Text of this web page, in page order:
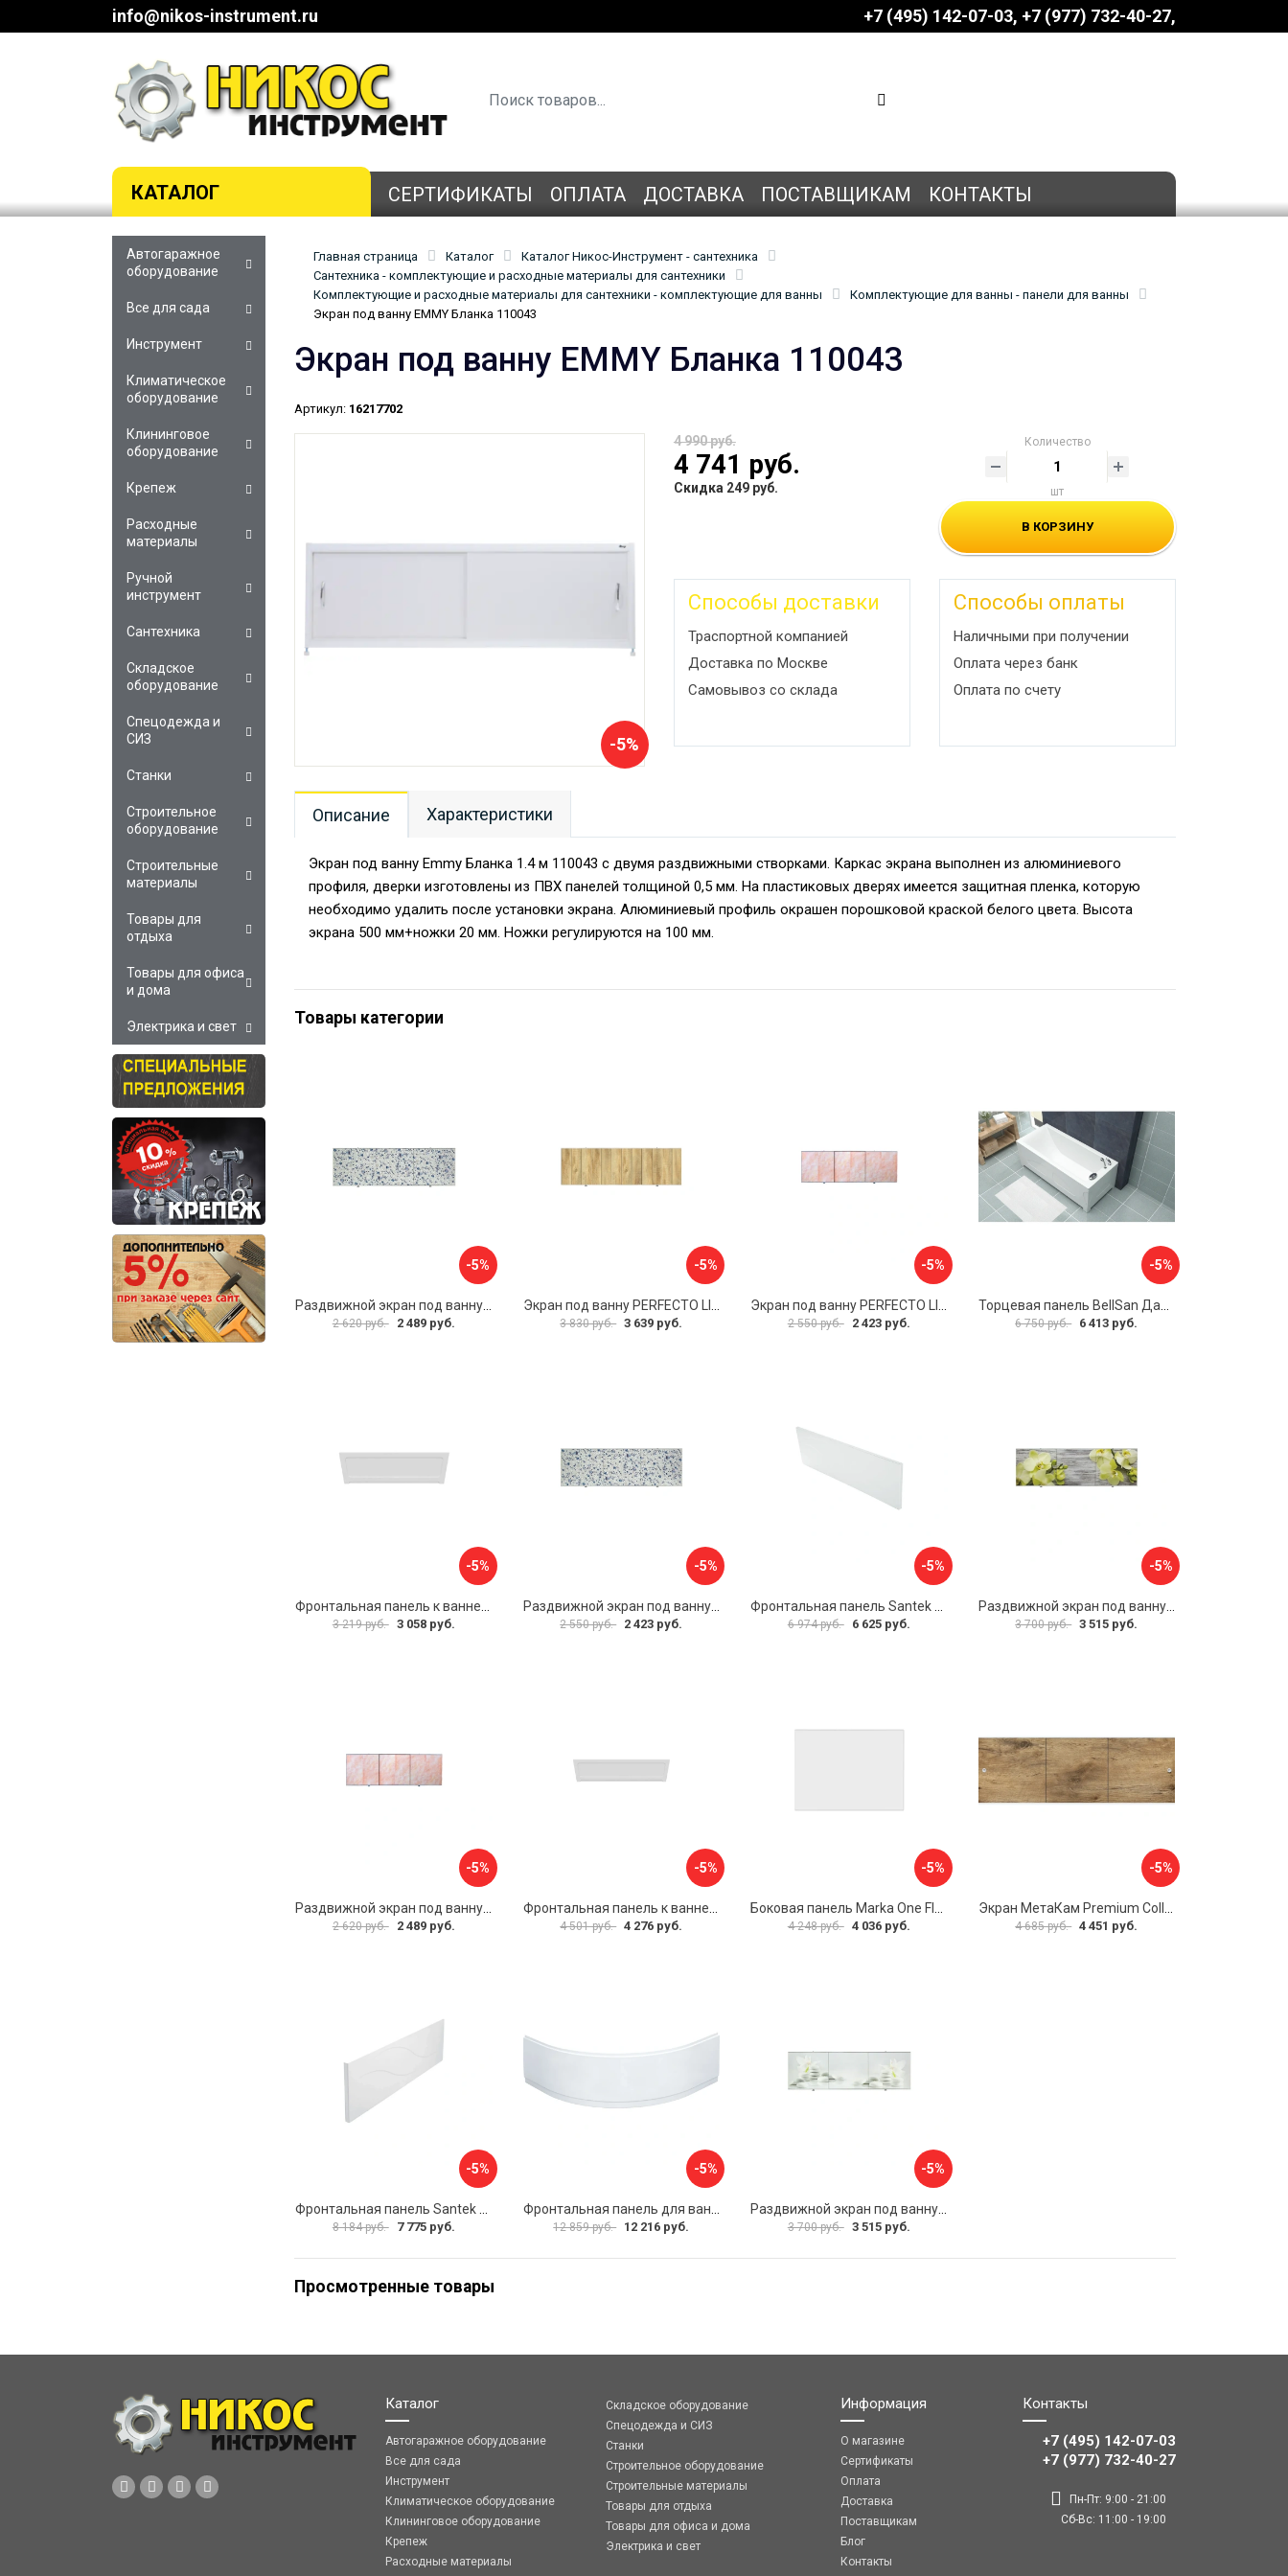
info@nikos-instrument.ru +7 (495) 142-07-03 ‎‎+7 (977) 732-40-27
КАТАЛОГ СЕРТИФИКАТЫ ОПЛАТА ДОСТАВКА ПОСТАВЩИКАМ КОНТАКТЫ
Главная страница Каталог
Каталог Никос-Инструмент - сантехника
Сантехника - комплектующие и расходные материалы для сантехники
Комплектующие и расходные материалы для сантехники - комплектующие для ванны
Комплектующие для ванны - панели для ванны
Экран под ванну EMMY Бланка 110043
Экран под ванну EMMY Бланка 110043
Артикул: 16217702
-5%
4 990 руб.
4 741 руб.
Скидка 249 руб.
Количество
шт
В КОРЗИНУ
Способы доставки
Траспортной компанией
Доставка по Москве
Самовывоз со склада
Способы оплаты
Наличными при получении
Оплата через банк
Оплата по счету
Описание Характеристики
Экран под ванну Emmy Бланка 1.4 м 110043 с двумя раздвижными створками. Каркас экрана выполнен из алюминиевого
профиля, дверки изготовлены из ПВХ панелей толщиной 0,5 мм. На пластиковых дверях имеется защитная пленка, которую
необходимо удалить после установки экрана. Алюминиевый профиль окрашен порошковой краской белого цвета. Высота
экрана 500 мм+ножки 20 мм. Ножки регулируются на 100 мм.
Товары категории
-5%
2 620 руб. 2 489 руб.
-5%
3 830 руб. 3 639 руб.
-5%
2 550 руб. 2 423 руб.
-5%
6 750 руб. 6 413 руб.
-5%
Фронтальная панель к ванне Мия Aquatek 00000089315
3 219 руб. 3 058 руб.
-5%
Раздвижной экран под ванну PERFECTO LINEA 36-001511
2 550 руб. 2 423 руб.
-5%
Фронтальная панель Santek 1.WH30.2.498 00000067322
6 974 руб. 6 625 руб.
-5%
Раздвижной экран под ванну PERFECTO LINEA 36-031509
3 700 руб. 3 515 руб.
-5%
2 620 руб. 2 489 руб.
-5%
4 501 руб. 4 276 руб.
-5%
4 248 руб. 4 036 руб.
-5%
4 685 руб. 4 451 руб.
-5%
8 184 руб. 7 775 руб.
-5%
12 859 руб. 12 216 руб.
-5%
3 700 руб. 3 515 руб.
Просмотренные товары
Автогаражное
оборудование
Все для сада
Инструмент
Климатическое
оборудование
Клининговое
оборудование
Крепеж
Расходные
материалы
Ручной
инструмент
Сантехника
Складское
оборудование
Спецодежда и
СИЗ
Станки
Строительное
оборудование
Строительные
материалы
Товары для
отдыха
Товары для офиса
и дома
Электрика и свет
Каталог
Автогаражное оборудование
Все для сада
Инструмент
Климатическое оборудование
Клининговое оборудование
Крепеж
Расходные материалы
Складское оборудование
Спецодежда и СИЗ
Станки
Строительное оборудование
Строительные материалы
Товары для отдыха
Товары для офиса и дома
Электрика и свет
Информация
О магазине
Сертификаты
Оплата
Доставка
Поставщикам
Блог
Контакты
Контакты
+7 (495) 142-07-03
‎‎+7 (977) 732-40-27
Пн-Пт: 9:00 - 21:00
Сб-Вс: 11:00 - 19:00